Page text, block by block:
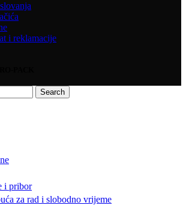
i reklamacije
Search
i pribor
za rad i slobodno vrijeme